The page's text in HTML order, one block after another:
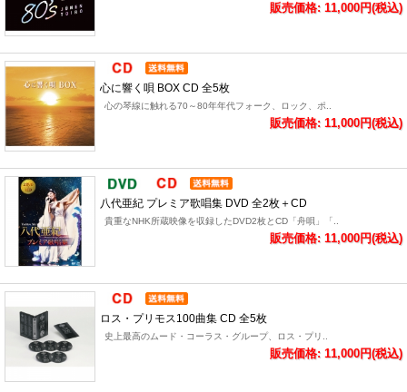
販売価格: 11,000円(税込)
心に響く唄 BOX CD 全5枚
心の琴線に触れる70～80年年代フォーク、ロック、ポ..
販売価格: 11,000円(税込)
八代亜紀 プレミア歌唱集 DVD 全2枚＋CD
貴重なNHK所蔵映像を収録したDVD2枚とCD「舟唄」「..
販売価格: 11,000円(税込)
ロス・プリモス100曲集 CD 全5枚
史上最高のムード・コーラス・グループ、ロス・プリ..
販売価格: 11,000円(税込)